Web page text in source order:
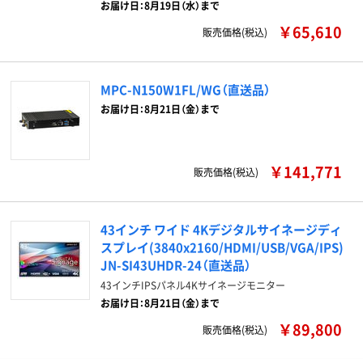
お届け日：8月19日（水）まで
販売価格(税込)
￥65,610
MPC-N150W1FL/WG（直送品）
お届け日：8月21日（金）まで
販売価格(税込) ￥141,771
43インチ ワイド 4Kデジタルサイネージディ
スプレイ(3840x2160/HDMI/USB/VGA/IPS)
JN-SI43UHDR-24（直送品）
43インチIPSパネル4Kサイネージモニター
お届け日：8月21日（金）まで
販売価格(税込)
￥89,800